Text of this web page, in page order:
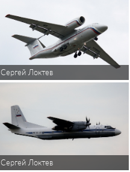
Сергей Локтев
Сергей Локтев